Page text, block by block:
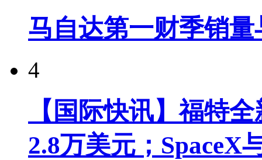
马自达第一财季销
4
【国际快讯】福特
2.8万美元；SpaceX